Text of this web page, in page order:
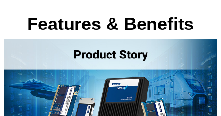
Features & Benefits